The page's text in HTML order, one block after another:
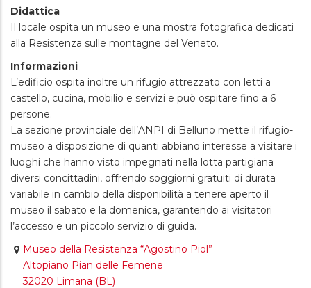
Didattica
Il locale ospita un museo e una mostra fotografica dedicati
alla Resistenza sulle montagne del Veneto.
Informazioni
L’edificio ospita inoltre un rifugio attrezzato con letti a
castello, cucina, mobilio e servizi e può ospitare fino a 6
persone.
La sezione provinciale dell’ANPI di Belluno mette il rifugio-
museo a disposizione di quanti abbiano interesse a visitare i
luoghi che hanno visto impegnati nella lotta partigiana
diversi concittadini, offrendo soggiorni gratuiti di durata
variabile in cambio della disponibilità a tenere aperto il
museo il sabato e la domenica, garantendo ai visitatori
l’accesso e un piccolo servizio di guida.
Museo della Resistenza “Agostino Piol”
Altopiano Pian delle Femene
32020 Limana (BL)